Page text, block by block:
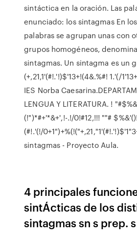
sintáctica en la oración. Las
enunciado: los sintagmas En
palabras se agrupan unas con
grupos homogéneos,
sintagmas. Un sintagma es un
(+,21,1'(#!.'!)$'13+!(4&.%#! 1.'(/
IES Norba
LENGUA Y LITERATURA. !
(!")*#+'*&+',!-.!/0!#12,!!! ""#
(#!.'(!/
sintagmas - Proyecto Aula.
4 principales
sintÁcticas de los
sintagmas sn s prep.